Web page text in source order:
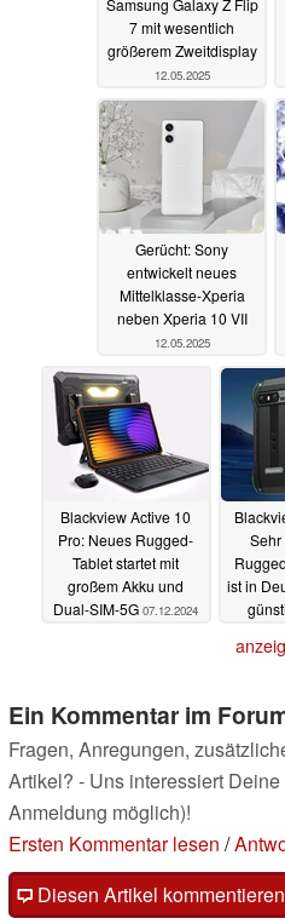
7 mit wesentlich
größerem Zweitdisplay
12.05.2025
Gerücht: Sony
entwickelt neues
Mittelklasse-Xperia
neben Xperia 10 VII
12.05.2025
Blackview Active 10
Pro: Neues Rugged-
Tablet startet mit
großem Akku und
Dual-SIM-5G 07.12.2024
Sehr
ist in
Ein Kommentar im
Fragen, Anregungen,
Artikel? - Uns interessiert
Anmeldung möglich)!
Ersten Kommentar lesen /
Diesen Artikel